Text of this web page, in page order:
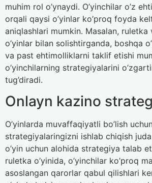
muhim rol o’ynaydi. O’yinchilar o’z
orqali qaysi o’yinlar ko’proq foyda
aniqlashlari mumkin. Masalan,
o’yinlar bilan solishtirganda, boshqa
va past ehtimolliklarni taklif etishi
o’yinchilarning strategiyalarini
tug’diradi.
Onlayn kazino
O’yinlarda muvaffaqiyatli bo’lish
strategiyalaringizni ishlab chiqish
o’yin uchun alohida strategiya talab
ruletka o’yinida, o’yinchilar ko’proq
asoslangan qarorlar qabul qilishlari